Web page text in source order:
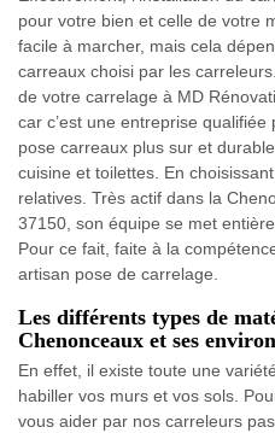
pour votre bien et celle de votre
facile à marcher, mais cela
carreaux choisi par les
de votre carrelage à MD
car c’est une entreprise
pose carreaux plus sur et
cuisine et toilettes. En
relatives. Très actif dans la
37150, son équipe se met
Pour ce fait, faite à la
artisan pose de carrelage.
Les différents types de
Chenonceaux et ses
En effet, il existe toute une
habiller vos murs et vos sols.
vous aider par nos carreleurs